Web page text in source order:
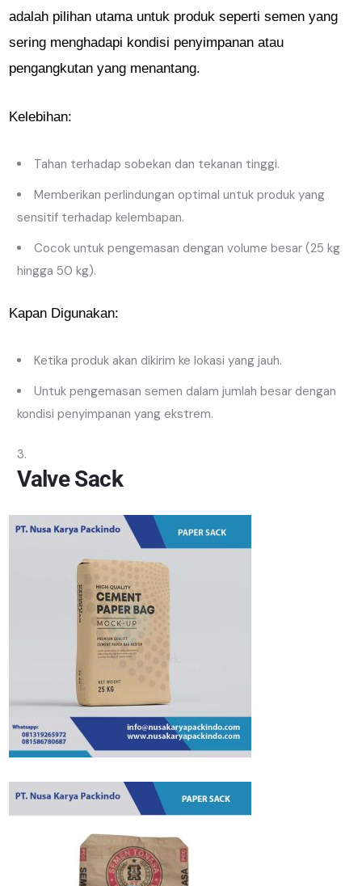
adalah pilihan utama untuk produk seperti semen yang
sering menghadapi kondisi penyimpanan atau
pengangkutan yang menantang.
Kelebihan:
Tahan terhadap sobekan dan tekanan tinggi.
Memberikan perlindungan optimal untuk produk yang
sensitif terhadap kelembapan.
Cocok untuk pengemasan dengan volume besar (25 kg
hingga 50 kg).
Kapan Digunakan:
Ketika produk akan dikirim ke lokasi yang jauh.
Untuk pengemasan semen dalam jumlah besar dengan
kondisi penyimpanan yang ekstrem.
Valve Sack